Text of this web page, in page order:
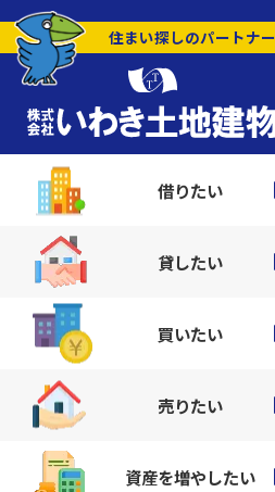
住まい探しのパートナー
借りたい
貸したい
買いたい
売りたい
資産を増やしたい